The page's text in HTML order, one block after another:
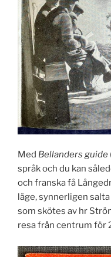
Med Bellanders guide
språk och du kan
och franska få
läge, synnerligen
som skötes av hr
resa från centrum för